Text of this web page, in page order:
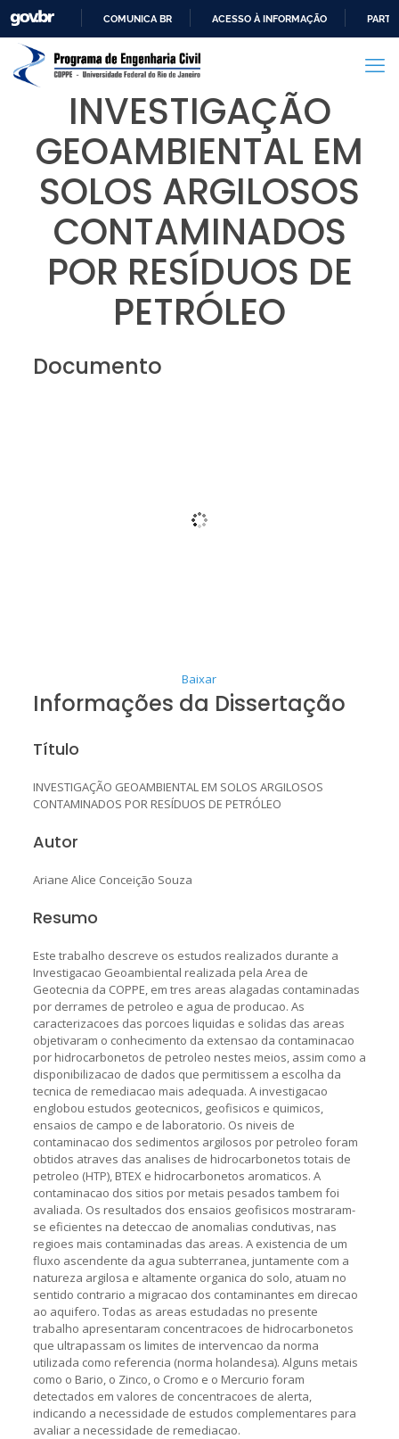
PARA
CONTEÚDO
COMUNICA BR ACESSO À INFORMAÇÃO
INVESTIGAÇÃO
GEOAMBIENTAL EM
SOLOS ARGILOSOS
CONTAMINADOS
POR RESÍDUOS DE
PETRÓLEO
Documento
Baixar
Informações da Dissertação
Título
INVESTIGAÇÃO GEOAMBIENTAL EM SOLOS ARGILOSOS
CONTAMINADOS POR RESÍDUOS DE PETRÓLEO
Autor
Ariane Alice Conceição Souza
Resumo
Este trabalho descreve os estudos realizados durante a
Investigacao Geoambiental realizada pela Area de
Geotecnia da COPPE, em tres areas alagadas contaminadas
por derrames de petroleo e agua de producao. As
caracterizacoes das porcoes liquidas e solidas das areas
objetivaram o conhecimento da extensao da contaminacao
por hidrocarbonetos de petroleo nestes meios, assim como a
disponibilizacao de dados que permitissem a escolha da
tecnica de remediacao mais adequada. A investigacao
englobou estudos geotecnicos, geofisicos e quimicos,
ensaios de campo e de laboratorio. Os niveis de
contaminacao dos sedimentos argilosos por petroleo foram
obtidos atraves das analises de hidrocarbonetos totais de
petroleo (HTP), BTEX e hidrocarbonetos aromaticos. A
contaminacao dos sitios por metais pesados tambem foi
avaliada. Os resultados dos ensaios geofisicos mostraram-
se eficientes na deteccao de anomalias condutivas, nas
regioes mais contaminadas das areas. A existencia de um
fluxo ascendente da agua subterranea, juntamente com a
natureza argilosa e altamente organica do solo, atuam no
sentido contrario a migracao dos contaminantes em direcao
ao aquifero. Todas as areas estudadas no presente
trabalho apresentaram concentracoes de hidrocarbonetos
que ultrapassam os limites de intervencao da norma
utilizada como referencia (norma holandesa). Alguns metais
como o Bario, o Zinco, o Cromo e o Mercurio foram
detectados em valores de concentracoes de alerta,
indicando a necessidade de estudos complementares para
avaliar a necessidade de remediacao.